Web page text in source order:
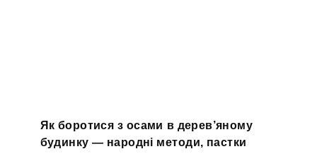
Як боротися з осами в дерев’яному
будинку — народні методи, пастки